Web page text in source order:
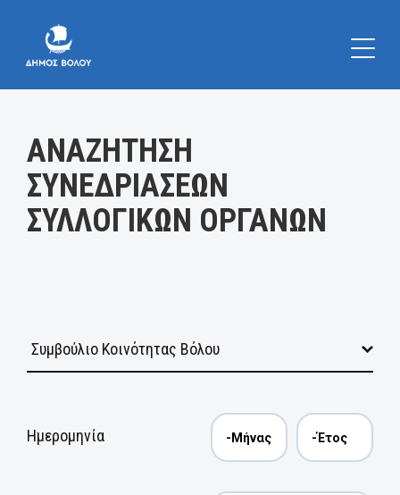
ΑΝΑΖΗΤΗΣΗ
ΣΥΝΕΔΡΙΑΣΕΩΝ
ΣΥΛΛΟΓΙΚΩΝ ΟΡΓΑΝΩΝ
Ημερομηνία